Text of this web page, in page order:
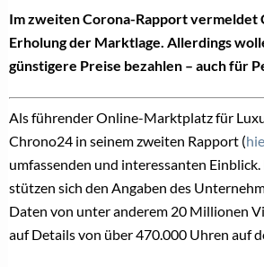
Im zweiten Corona-Rapport vermeldet
Erholung der Marktlage. Allerdings
günstigere Preise bezahlen – auch für
Als führender Online-Marktplatz für
Chrono24 in seinem zweiten Rapport (
umfassenden und interessanten
stützen sich den Angaben des
Daten von unter anderem 20 Millionen
auf Details von über 470.000 Uhren auf